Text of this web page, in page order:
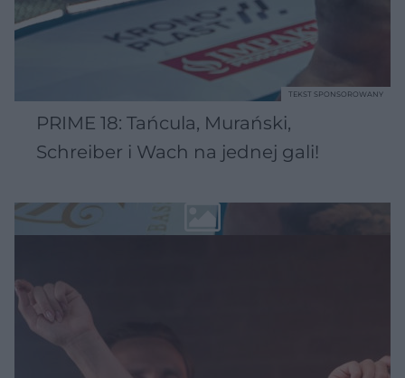
PRIME 18: Tańcula, Murański,
Schreiber i Wach na jednej gali!
TEKST SPONSOROWANY